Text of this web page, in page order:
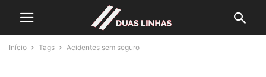
Início Tags Acidentes sem seguro